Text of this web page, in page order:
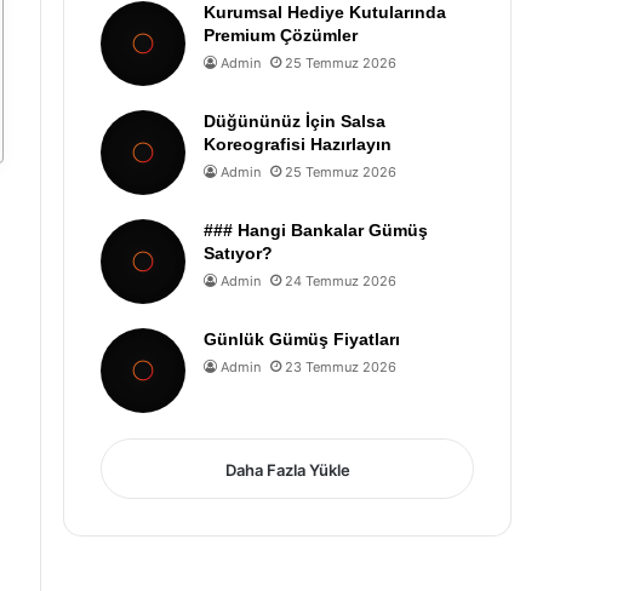
Kurumsal Hediye Kutularında
Premium Çözümler
Admin 25 Temmuz 2026
Düğününüz İçin Salsa
Koreografisi Hazırlayın
Admin 25 Temmuz 2026
### Hangi Bankalar Gümüş
Satıyor?
Admin 24 Temmuz 2026
Günlük Gümüş Fiyatları
Admin 23 Temmuz 2026
Daha Fazla Yükle